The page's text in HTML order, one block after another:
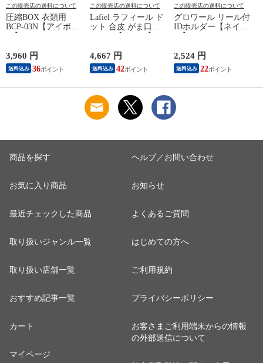
この販売店の送料について
圧縮BOX 衣類用
BCP-03N【アイボリ
3,960 円
送料込み 36
この販売店の送料について
Lafiel ラフィール ド
ット 合皮 がま口 リ
4,667 円
送料込み 42
この販売店の送料について
グロワール リール付
IDホルダー【ネイビ
2,524 円
送料込み 22
商品を探す
お気に入り商品
最近チェックした商品
取り扱いジャンル一覧
取り扱い店舗一覧
おすすめ記事一覧
カート
マイページ
ヘルプ／お問い合わせ
お知らせ
よくあるご質問
はじめての方へ
ご利用規約
プライバシーポリシー
お客さまご利用端末からの情報
の外部送信について